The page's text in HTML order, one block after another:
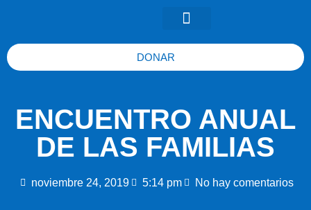
DONAR
ENCUENTRO ANUAL
DE LAS FAMILIAS
noviembre 24, 2019 5:14 pm No hay comentarios